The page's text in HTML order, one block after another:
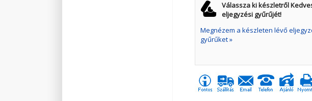
Válassza ki készletről
eljegyzési gyűrűjét!
Megnézem a készleten lévő
gyűrűket »